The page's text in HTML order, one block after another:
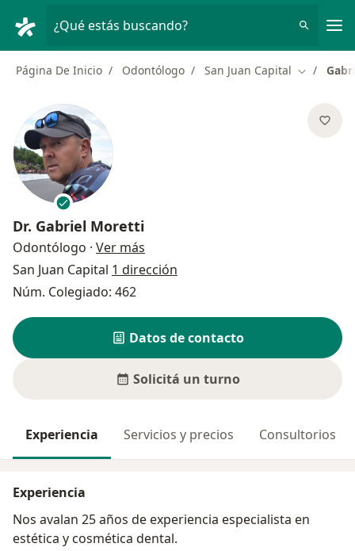
¿Qué estás buscando?
Página De Inicio Odontólogo San Juan Capital Cambiar
Dr. Gabriel Moretti
Odontólogo · Ver más
San Juan Capital 1 dirección
Núm. Colegiado: 462
Datos de contacto
Solicitá un turno
Experiencia Servicios y precios Consultorios
Experiencia
Nos avalan 25 años de experiencia especialista en
estética y cosmética dental.